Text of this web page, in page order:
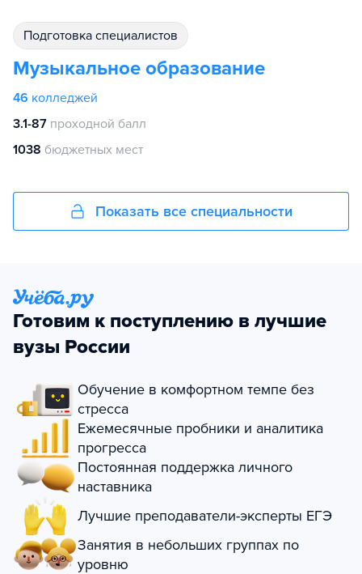
подготовка специалистов
Музыкальное образование
46 колледжей
3.1-87 проходной балл
1038 бюджетных мест
Показать все специальности
Готовим к поступлению в лучшие
вузы России
Обучение в комфортном темпе без
стресса
Ежемесячные пробники и аналитика
прогресса
Постоянная поддержка личного
наставника
Лучшие преподаватели-эксперты ЕГЭ
Занятия в небольших группах по
уровню